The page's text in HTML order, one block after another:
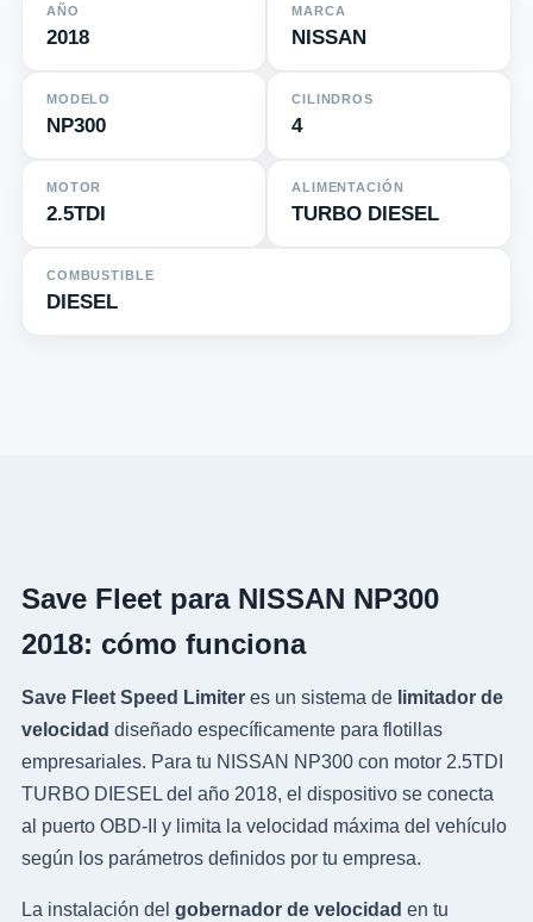
AÑO
2018
MARCA
NISSAN
MODELO
NP300
CILINDROS
4
MOTOR
2.5TDI
ALIMENTACIÓN
TURBO DIESEL
COMBUSTIBLE
DIESEL
Save Fleet para NISSAN NP300
2018: cómo funciona
Save Fleet Speed Limiteres un sistema de limitador de
velocidad diseñado específicamente para flotillas
empresariales. Para tu NISSAN NP300 con motor 2.5TDI
TURBO DIESEL del año 2018, el dispositivo se conecta
al puerto OBD-II y limita la velocidad máxima del vehículo
según los parámetros definidos por tu empresa.
La instalación del gobernador de velocidad en tu